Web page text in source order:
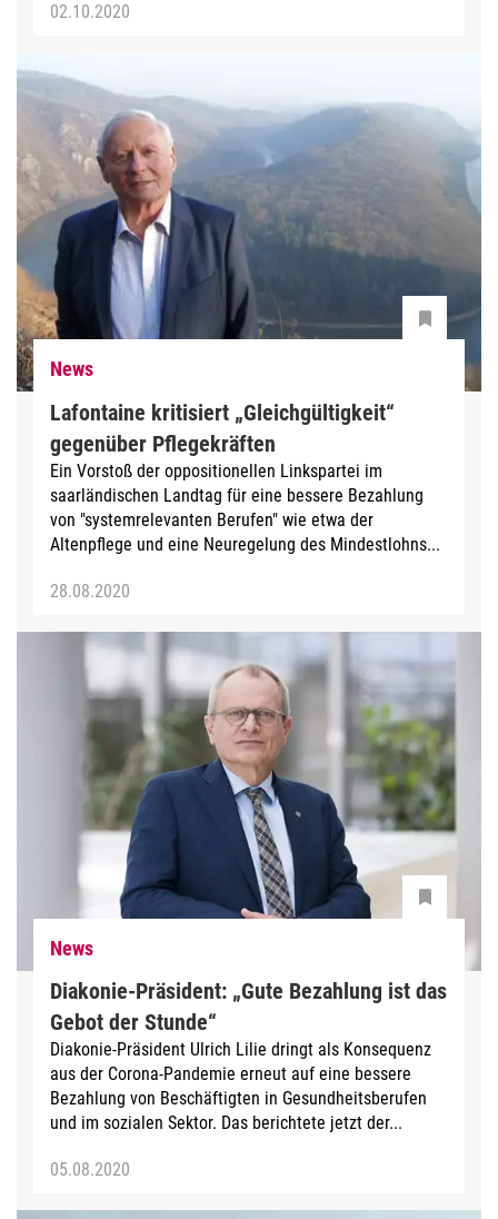
02.10.2020
News
Lafontaine kritisiert „Gleichgültigkeit“
gegenüber Pflegekräften
Ein Vorstoß der oppositionellen Linkspartei im
saarländischen Landtag für eine bessere Bezahlung
von "systemrelevanten Berufen" wie etwa der
Altenpflege und eine Neuregelung des Mindestlohns...
28.08.2020
News
Diakonie-Präsident: „Gute Bezahlung ist das
Gebot der Stunde“
Diakonie-Präsident Ulrich Lilie dringt als Konsequenz
aus der Corona-Pandemie erneut auf eine bessere
Bezahlung von Beschäftigten in Gesundheitsberufen
und im sozialen Sektor. Das berichtete jetzt der...
05.08.2020